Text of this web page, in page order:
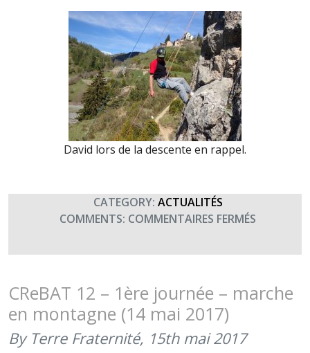
David lors de la descente en rappel.
CATEGORY: ACTUALITÉS
COMMENTS: COMMENTAIRES FERMÉS
12
2ÈME
JOURNÉE
CReBAT 12 – 1ère journée – marche
en montagne (14 mai 2017)
By Terre Fraternité, 15th mai 2017